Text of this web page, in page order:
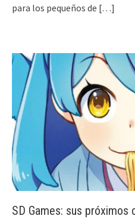
para los pequeños de […]
SD Games: sus